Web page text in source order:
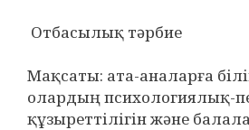
Отбасылық тәрбие
Мақсаты: ата-аналарға
олардың психологиялық-
құзыреттілігін және